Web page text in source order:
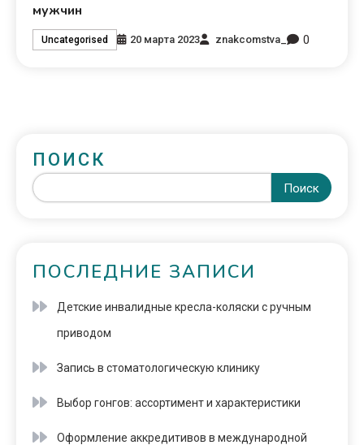
мужчин
Uncategorised 20 марта 2023 znakcomstva_ 0
ПОИСК
Поиск
ПОСЛЕДНИЕ ЗАПИСИ
Детские инвалидные кресла-коляски с ручным
приводом
Запись в стоматологическую клинику
Выбор гонгов: ассортимент и характеристики
Оформление аккредитивов в международной